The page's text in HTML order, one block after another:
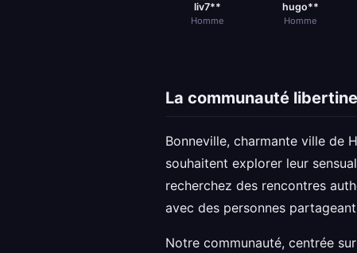
liv7**
Homme
hugo**
Homme
La communauté
Bonneville, charmante ville de
souhaitent explorer leur
recherchez des rencontres
avec des personnes
Notre communauté, centrée